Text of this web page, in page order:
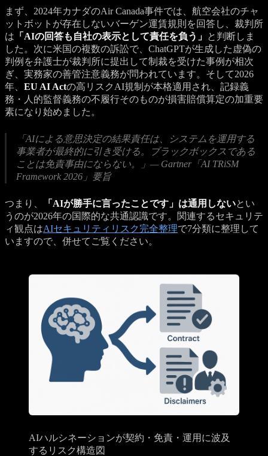
まず、2024年カナダのAir Canada事件では、航空会社のチャ
ットボットが存在しないバーゲン運賃規則を回答し、裁判所
は 「AIの回答も自社の表示として責任を負う」 と判断しま
した。次に米国の複数の訴訟で、ChatGPTが生成した虚偽の
判例を弁護士が裁判所に提出して制裁を受けた事例が相次
ぎ、実務家の善管注意義務が問われています。そして2026
年、 EU AI Actの高リスクAI規制が本格適用され、記録義
務・人的監督義務の不履行そのものが損害賠償算定の加重要
素になり始めました。
「AIによる意思決定の結果責任は、システムを運用する
事業者が最終的に引き受ける。ブラックボックスである
ことは免責事由にならない。」— Gartner「AI TRiSM
Framework 2026」要旨
つまり、 「AIが勝手に言ったことです」は通用しないとい
うのが2026年の国際的な共通認識です。関連するセキュリテ
ィ観点はAIセキュリティリスク完全整理で7分類に整理して
いますので、併せてご覧ください。
AIハルシネーションが契約・免責・運用に波及
するリスク構造図